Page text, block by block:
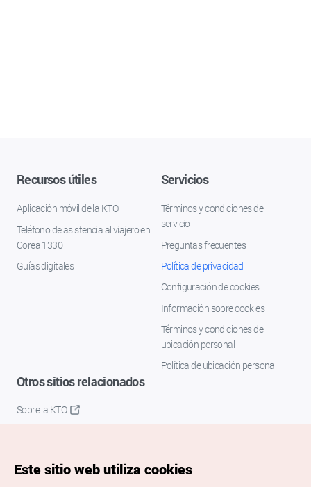
Recursos útiles
Aplicación móvil de la KTO
Teléfono de asistencia al viajero en
Corea 1330
Guías digitales
Servicios
Términos y condiciones del
servicio
Preguntas frecuentes
Política de privacidad
Configuración de cookies
Información sobre cookies
Términos y condiciones de
ubicación personal
Política de ubicación personal
Otros sitios relacionados
Sobre la KTO
Este sitio web utiliza cookies